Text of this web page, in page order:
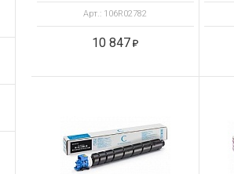
Арт.: 106R02782
10 847